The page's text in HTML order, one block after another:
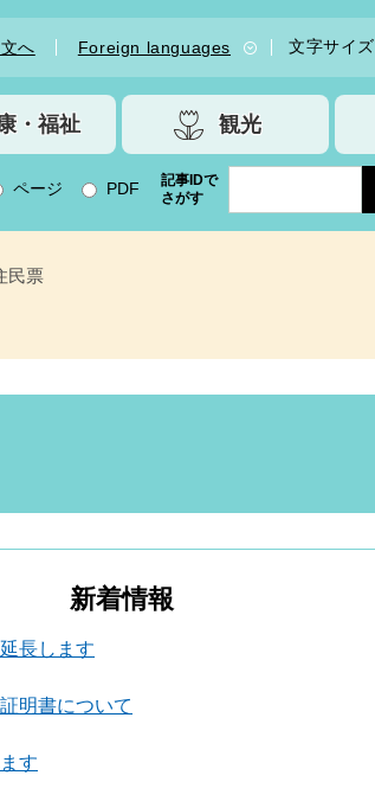
へ Foreign languages 文字サイズ
・福祉 観光
ページ PDF
記事IDで
さがす
民票
新着情報
長します
明書について
す